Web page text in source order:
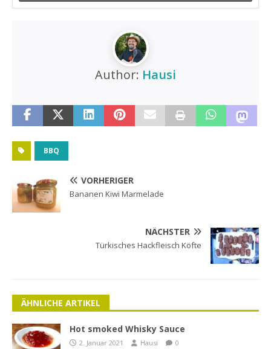
Author: Hausi
BBQ
VORHERIGER
Bananen Kiwi Marmelade
NÄCHSTER
Türkisches Hackfleisch Köfte
ÄHNLICHE ARTIKEL
Hot smoked Whisky Sauce
2. Januar 2021 Hausi 0